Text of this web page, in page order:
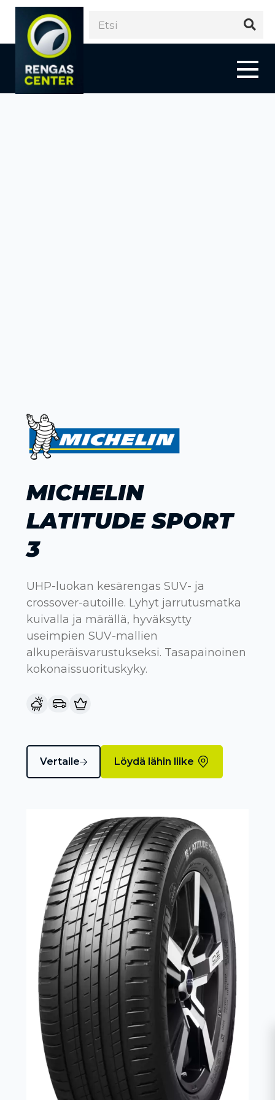
MICHELIN
LATITUDE SPORT
3
UHP-luokan kesärengas SUV- ja
crossover-autoille. Lyhyt jarrutusmatka
kuivalla ja märällä, hyväksytty
useimpien SUV-mallien
alkuperäisvarustukseksi. Tasapainoinen
kokonaissuorituskyky.
Vertaile Löydä lähin liike